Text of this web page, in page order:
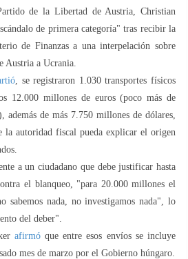
de la Libertad de Austria, Christian
de primera categoría" tras recibir la
de Finanzas a una interpelación sobre
Austria a Ucrania.
, se registraron 1.030 transportes físicos
12.000 millones de euros (poco más de
además de más 7.750 millones de dólares,
la autoridad fiscal pueda explicar el origen
a un ciudadano que debe justificar hasta
el blanqueo, "para 20.000 millones el
sabemos nada, no investigamos nada", lo
del deber".
afirmóque entre esos envíos se incluye
mes de marzo por el Gobierno húngaro.